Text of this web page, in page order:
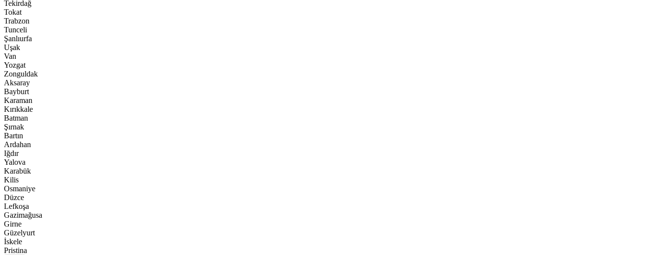
Tekirdağ
Tokat
Trabzon
Tunceli
Şanlıurfa
Uşak
Van
Yozgat
Zonguldak
Aksaray
Bayburt
Karaman
Kırıkkale
Batman
Şırnak
Bartın
Ardahan
Iğdır
Yalova
Karabük
Kilis
Osmaniye
Düzce
Lefkoşa
Gazimağusa
Girne
Güzelyurt
İskele
Pristina